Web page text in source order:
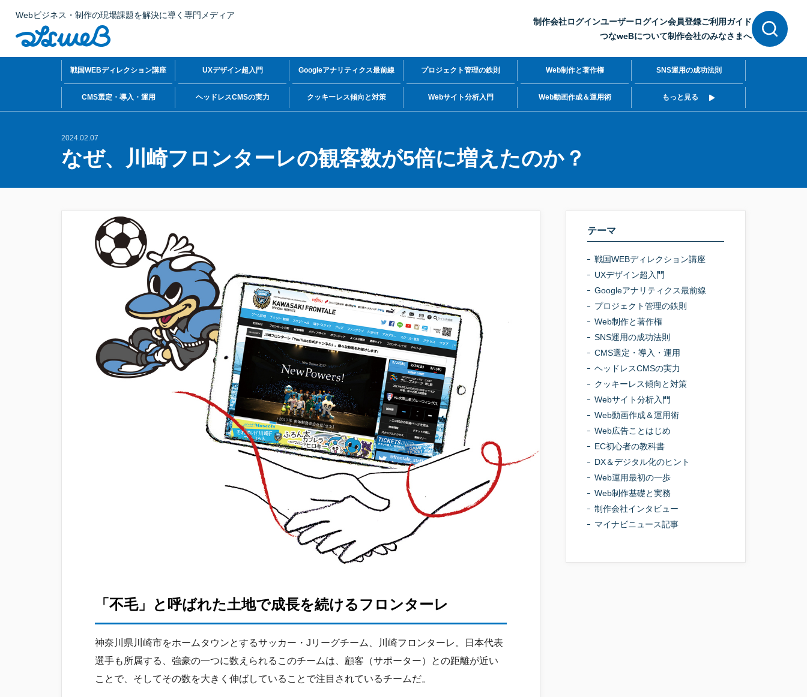
Webビジネス・制作の現場課題を解決に導く専門メディア
制作会社ログインユーザーログイン会員登録ご利用ガイド
つなweBについて制作会社のみなさまへ
戦国WEBディレクション講座 UXデザイン超入門 Googleアナリティクス最前線 プロジェクト管理の鉄則 Web制作と著作権 SNS運用の成功法則
CMS選定・導入・運用 ヘッドレスCMSの実力 クッキーレス傾向と対策 Webサイト分析入門 Web動画作成＆運用術 もっと見る
2024.02.07
なぜ、川崎フロンターレの観客数が5倍に増えたのか？
「不毛」と呼ばれた土地で成長を続けるフロンターレ
神奈川県川崎市をホームタウンとするサッカー・Jリーグチーム、川崎フロンターレ。日本代表
選手も所属する、強豪の一つに数えられるこのチームは、顧客（サポーター）との距離が近い
ことで、そしてその数を大きく伸ばしていることで注目されているチームだ。
テーマ
戦国WEBディレクション講座
UXデザイン超入門
Googleアナリティクス最前線
プロジェクト管理の鉄則
Web制作と著作権
SNS運用の成功法則
CMS選定・導入・運用
ヘッドレスCMSの実力
クッキーレス傾向と対策
Webサイト分析入門
Web動画作成＆運用術
Web広告ことはじめ
EC初心者の教科書
DX＆デジタル化のヒント
Web運用最初の一歩
Web制作基礎と実務
制作会社インタビュー
マイナビニュース記事